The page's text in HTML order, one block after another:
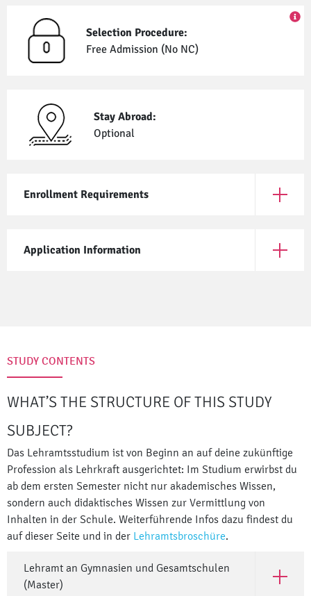
Selection Procedure:
Free Admission (No NC)
Stay Abroad:
Optional
Enrollment Requirements
Open
Application Information
Open
STUDY CONTENTS
WHAT’S THE STRUCTURE OF THIS STUDY
SUBJECT?
Das Lehramtsstudium ist von Beginn an auf deine zukünftige
Profession als Lehrkraft ausgerichtet: Im Studium erwirbst du
ab dem ersten Semester nicht nur akademisches Wissen,
sondern auch didaktisches Wissen zur Vermittlung von
Inhalten in der Schule. Weiterführende Infos dazu findest du
auf dieser Seite und in der Lehramtsbroschüre.
Lehramt an Gymnasien und Gesamtschulen
(Master)
Open